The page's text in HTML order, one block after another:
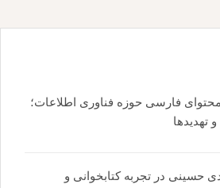
محتوای فارسی حوزه فناوری اطلاعات؛
تهدیدها
حسینی در تجربه کتابخوانی و